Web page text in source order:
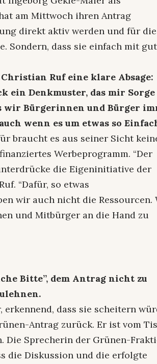
am Mittwoch ihren Antrag
direkt aktiv werden und für die
Sondern, dass sie einfach mit
Ruf eine klare Absage:
ein Denkmuster, das mir Sorge
wir Bürgerinnen und Bürger
wenn es um etwas so
braucht es aus seiner Sicht
Werbeprogramm. “Der
die Eigeninitiative der
“Dafür, so etwas
wir auch nicht die Ressourcen.
und Mitbürger an die Hand zu
Bitte”, dem Antrag nicht zu
dass sie scheitern
Antrag zurück. Er ist vom
Die Sprecherin der Grünen-
die Diskussion und die erfolgte